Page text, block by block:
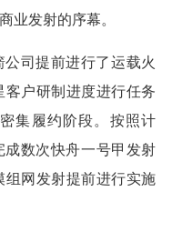
业发射的序幕。
司提前进行了运载火
户研制进度进行任务
集履约阶段。按照计
成数次快舟一号甲发射
组网发射提前进行实施